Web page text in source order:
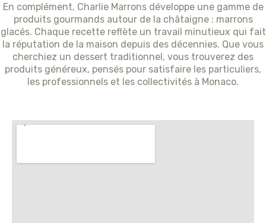
En complément, Charlie Marrons développe une gamme de
produits gourmands autour de la châtaigne : marrons
glacés. Chaque recette reflète un travail minutieux qui fait
la réputation de la maison depuis des décennies. Que vous
cherchiez un dessert traditionnel, vous trouverez des
produits généreux, pensés pour satisfaire les particuliers,
les professionnels et les collectivités à Monaco.